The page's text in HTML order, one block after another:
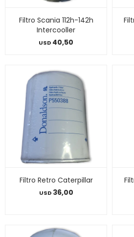
Filtro Scania 112h-142h
Intercooller
USD 40,50
Filtro Retro Caterpillar
USD 36,00